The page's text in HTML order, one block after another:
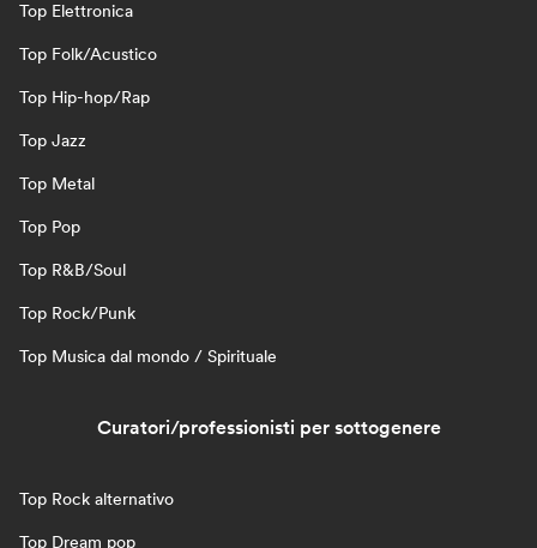
Top Elettronica
Top Folk/Acustico
Top Hip-hop/Rap
Top Jazz
Top Metal
Top Pop
Top R&B/Soul
Top Rock/Punk
Top Musica dal mondo / Spirituale
Curatori/professionisti per sottogenere
Top Rock alternativo
Top Dream pop